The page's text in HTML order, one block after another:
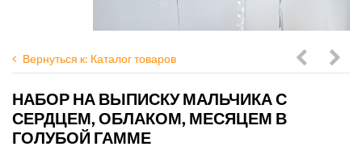
Вернуться к: Каталог товаров
НАБОР НА ВЫПИСКУ МАЛЬЧИКА С
СЕРДЦЕМ, ОБЛАКОМ, МЕСЯЦЕМ В
ГОЛУБОЙ ГАММЕ